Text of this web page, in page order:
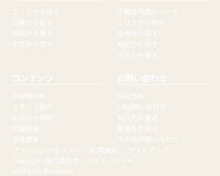
エリアから探す
沿線から探す
地図から探す
学区から探す
不動産売買について
エリアから探す
沿線から探す
地図から探す
学区から探す
コンテンツ
お客様の声
スタッフ紹介
お役立ち情報
店舗情報
会社概要
お問い合わせ
来店予約
LINE問い合わせ
無料売却査定
各種お手続き
その他お問い合わせ
プライバシーポリシー
利用規約
サイトマップ
Copyright 株式会社オーナーズ・リード
All Rights Reserved.